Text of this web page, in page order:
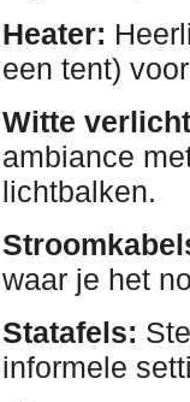
Heater:
een tent)
Witte
ambiance
lichtbalken.
waar je het
Statafels:
informele